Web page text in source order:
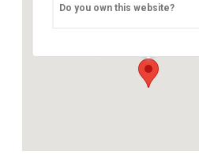
château, Varaignes, 24
Événements
Do you own this website?